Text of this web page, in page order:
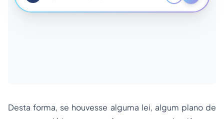
Desta forma, se houvesse alguma lei, algum plano de